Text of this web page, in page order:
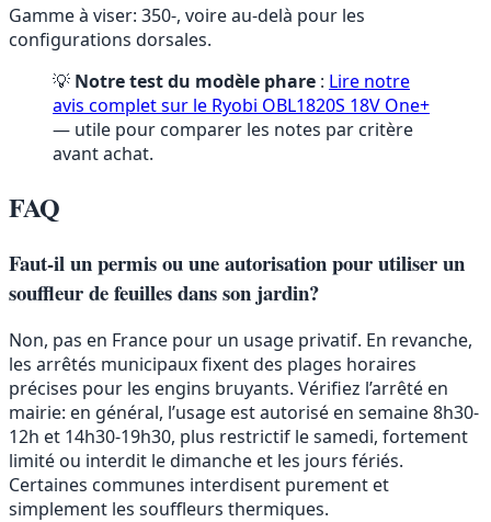
Gamme à viser: 350-, voire au-delà pour les
configurations dorsales.
💡 Notre test du modèle phare : Lire notre
avis complet sur le Ryobi OBL1820S 18V One+
— utile pour comparer les notes par critère
avant achat.
FAQ
Faut-il un permis ou une autorisation pour utiliser un
souffleur de feuilles dans son jardin?
Non, pas en France pour un usage privatif. En revanche,
les arrêtés municipaux fixent des plages horaires
précises pour les engins bruyants. Vérifiez l’arrêté en
mairie: en général, l’usage est autorisé en semaine 8h30-
12h et 14h30-19h30, plus restrictif le samedi, fortement
limité ou interdit le dimanche et les jours fériés.
Certaines communes interdisent purement et
simplement les souffleurs thermiques.